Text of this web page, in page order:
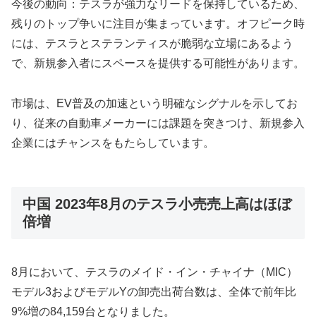
今後の動向：テスラが強力なリードを保持しているため、
残りのトップ争いに注目が集まっています。オフピーク時
には、テスラとステランティスが脆弱な立場にあるよう
で、新規参入者にスペースを提供する可能性があります。
市場は、EV普及の加速という明確なシグナルを示してお
り、従来の自動車メーカーには課題を突きつけ、新規参入
企業にはチャンスをもたらしています。
中国 2023年8月のテスラ小売売上高はほぼ
倍増
8月において、テスラのメイド・イン・チャイナ（MIC）
モデル3およびモデルYの卸売出荷台数は、全体で前年比
9%増の84,159台となりました。